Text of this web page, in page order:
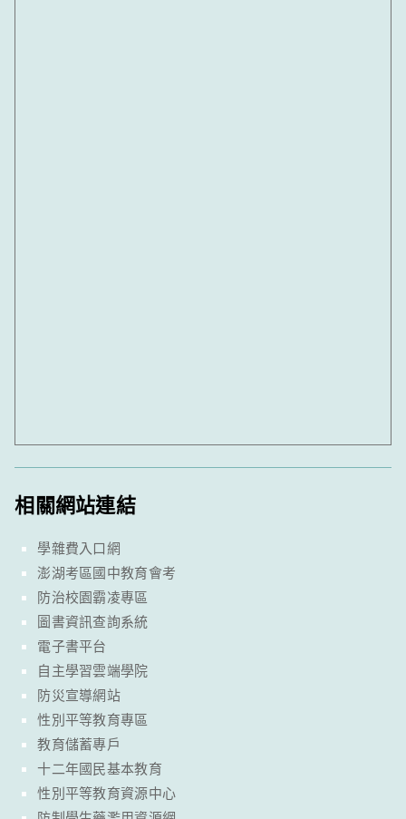
相關網站連結
學雜費入口網
澎湖考區國中教育會考
防治校園霸凌專區
圖書資訊查詢系統
電子書平台
自主學習雲端學院
防災宣導網站
性別平等教育專區
教育儲蓄專戶
十二年國民基本教育
性別平等教育資源中心